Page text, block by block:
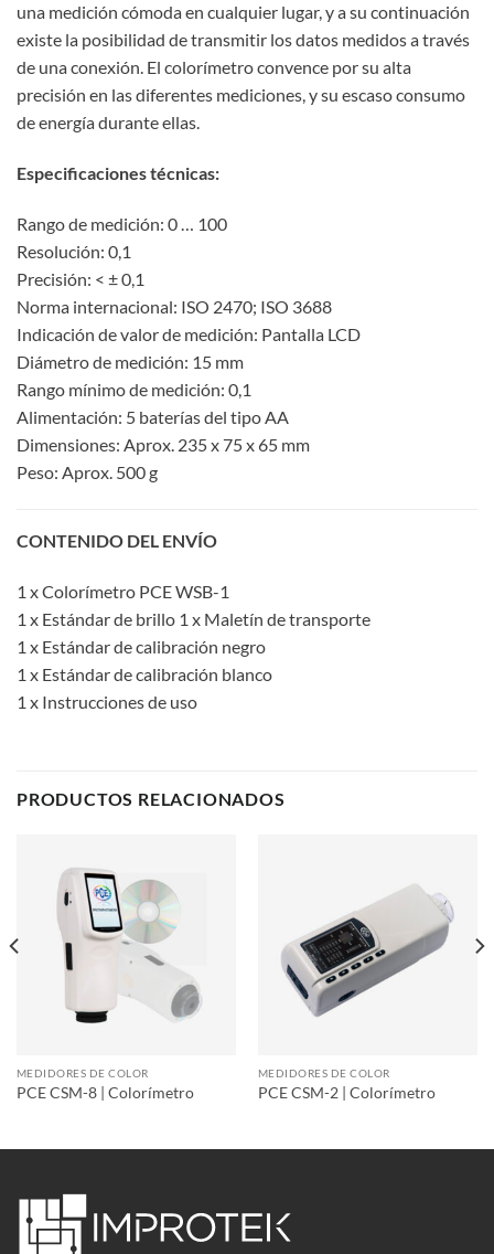
una medición cómoda en cualquier lugar, y a su continuación
existe la posibilidad de transmitir los datos medidos a través
de una conexión. El colorímetro convence por su alta
precisión en las diferentes mediciones, y su escaso consumo
de energía durante ellas.
Especificaciones técnicas:
Rango de medición: 0 … 100
Resolución: 0,1
Precisión: < ± 0,1
Norma internacional: ISO 2470; ISO 3688
Indicación de valor de medición: Pantalla LCD
Diámetro de medición: 15 mm
Rango mínimo de medición: 0,1
Alimentación: 5 baterías del tipo AA
Dimensiones: Aprox. 235 x 75 x 65 mm
Peso: Aprox. 500 g
CONTENIDO DEL ENVÍO
1 x Colorímetro PCE WSB-1
1 x Estándar de brillo 1 x Maletín de transporte
1 x Estándar de calibración negro
1 x Estándar de calibración blanco
1 x Instrucciones de uso
PRODUCTOS RELACIONADOS
MEDIDORES DE COLOR
PCE CSM-8 | Colorímetro
MEDIDORES DE COLOR
PCE CSM-2 | Colorímetro